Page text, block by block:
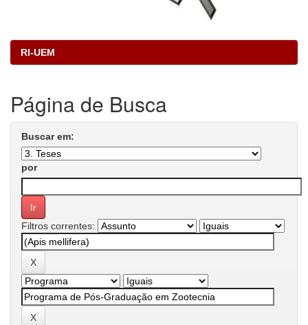
RI-UEM
Página de Busca
Buscar em:
por
Filtros correntes: